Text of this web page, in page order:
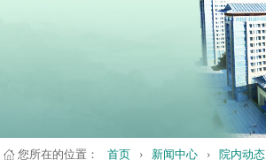
您所在的位置： 首页 › 新闻中心 › 院内动态